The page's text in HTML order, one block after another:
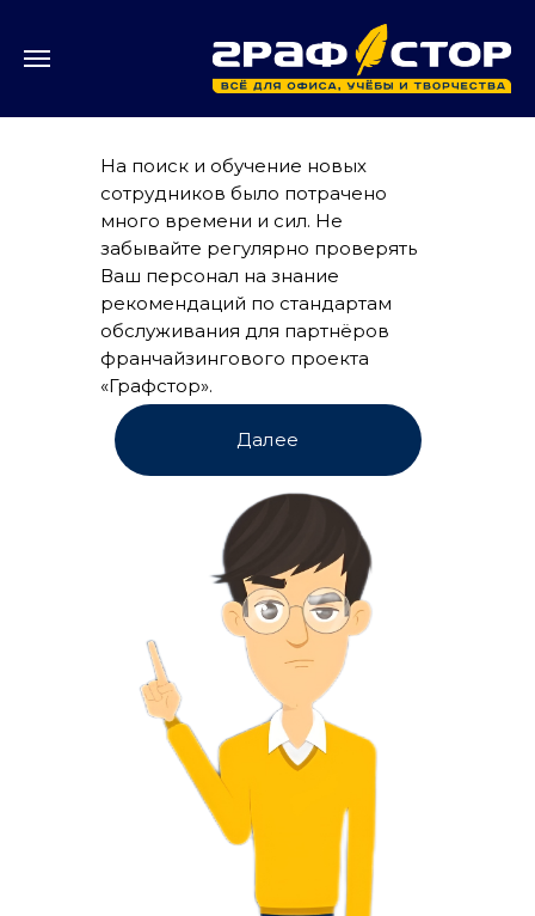
На поиск и обучение новых
сотрудников было потрачено
много времени и сил. Не
забывайте регулярно проверять
Ваш персонал на знание
рекомендаций по стандартам
обслуживания для партнёров
франчайзингового проекта
«Графстор».
Далее